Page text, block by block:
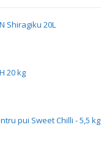
Shiragiku 20L
20 kg
pui Sweet Chilli - 5,5 kg